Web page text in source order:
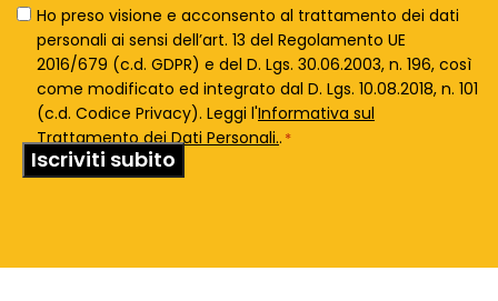
Privacy
Policy
Ho preso visione e acconsento al trattamento dei dati
personali ai sensi dell’art. 13 del Regolamento UE
2016/679 (c.d. GDPR) e del D. Lgs. 30.06.2003, n. 196, così
come modificato ed integrato dal D. Lgs. 10.08.2018, n. 101
(c.d. Codice Privacy). Leggi l'Informativa sul
Trattamento dei Dati Personali.. *